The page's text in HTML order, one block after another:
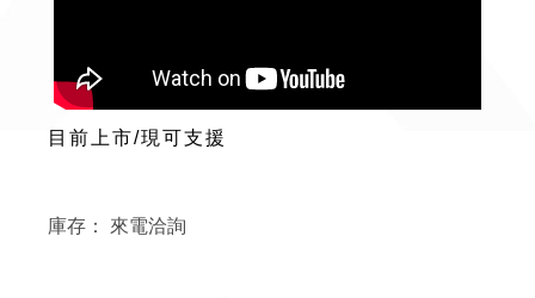
目前上市/現可支援
庫存： 來電洽詢